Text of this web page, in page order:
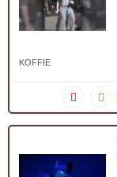
KOFFIE